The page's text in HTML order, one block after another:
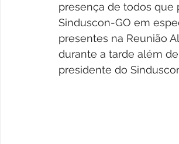
presença de todos que
Sinduscon-GO em
presentes na Reunião
durante a tarde além
presidente do